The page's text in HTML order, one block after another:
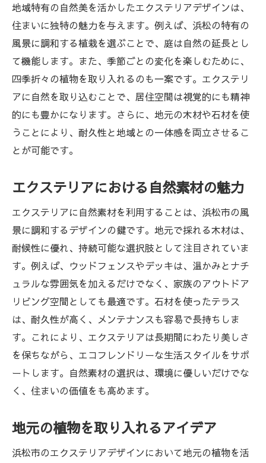
エクステリア素材の選定における気候の影
響
日照条件を考慮した植栽計画
地域の文化を反映したデザインの提案
持続可能な素材選びで浜松のエクステリアに機
能性をプラス
エコフレンドリーな素材の選択肢
リサイクル素材を使用するメリット
地域資源を活用した素材の提案
環境にやさしいデザインの実践例
機能性と持続可能性の両立
アウトドアリビングの基礎知識と魅力
実例から学ぶアウトドアリビングの設計
快適なリビングスペースを作るためのポイ
ント
季節に応じた使い方の提案
プライバシーを確保する工夫
地域の風土に調和する色彩選びが鍵を握る浜松
のエクステリアデザイン
地域特有の自然美を活かしたエクステリアデザインは、
住まいに独特の魅力を与えます。例えば、浜松の特有の
風景に調和する植栽を選ぶことで、庭は自然の延長とし
て機能します。また、季節ごとの変化を楽しむために、
四季折々の植物を取り入れるのも一案です。エクステリ
アに自然を取り込むことで、居住空間は視覚的にも精神
的にも豊かになります。さらに、地元の木材や石材を使
うことにより、耐久性と地域との一体感を両立させるこ
とが可能です。
エクステリアにおける自然素材の魅力
エクステリアに自然素材を利用することは、浜松市の風
景に調和するデザインの鍵です。地元で採れる木材は、
耐候性に優れ、持続可能な選択肢として注目されていま
す。例えば、ウッドフェンスやデッキは、温かみとナチ
ュラルな雰囲気を加えるだけでなく、家族のアウトドア
リビング空間としても最適です。石材を使ったテラス
は、耐久性が高く、メンテナンスも容易で長持ちしま
す。これにより、エクステリアは長期間にわたり美しさ
を保ちながら、エコフレンドリーな生活スタイルをサポ
ートします。自然素材の選択は、環境に優しいだけでな
く、住まいの価値をも高めます。
地元の植物を取り入れるアイデア
浜松市のエクステリアデザインにおいて地元の植物を活